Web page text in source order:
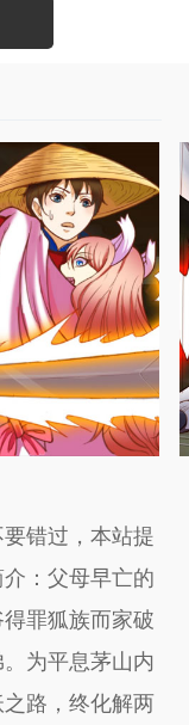
错过，本站提
：父母早亡的
罪狐族而家破
为平息茅山内
路，终化解两